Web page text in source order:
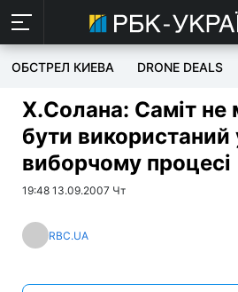
ОБСТРЕЛ КИЕВА DRONE DEALS
Х.Солана: Саміт
бути використаний
виборчому процесі
19:48 13.09.2007 Чт
RBC.UA